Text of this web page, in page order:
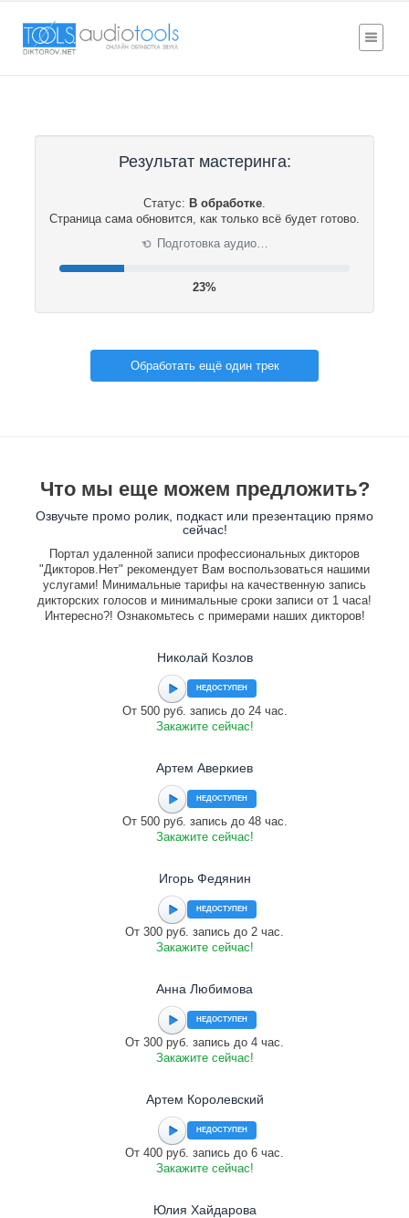
Результат мастеринга:
Статус: В обработке.
Страница сама обновится, как только всё будет готово.
⟳ Подготовка аудио…
23%
Обработать ещё один трек
Что мы еще можем предложить?
Озвучьте промо ролик, подкаст или презентацию прямо
сейчас!
Портал удаленной записи профессиональных дикторов
"Дикторов.Нет" рекомендует Вам воспользоваться нашими
услугами! Минимальные тарифы на качественную запись
дикторских голосов и минимальные сроки записи от 1 часа!
Интересно?! Ознакомьтесь с примерами наших дикторов!
Николай Козлов
НЕДОСТУПЕН
От 500 руб. запись до 24 час.
Закажите сейчас!
Артем Аверкиев
НЕДОСТУПЕН
От 500 руб. запись до 48 час.
Закажите сейчас!
Игорь Федянин
НЕДОСТУПЕН
От 300 руб. запись до 2 час.
Закажите сейчас!
Анна Любимова
НЕДОСТУПЕН
От 300 руб. запись до 4 час.
Закажите сейчас!
Артем Королевский
НЕДОСТУПЕН
От 400 руб. запись до 6 час.
Закажите сейчас!
Юлия Хайдарова